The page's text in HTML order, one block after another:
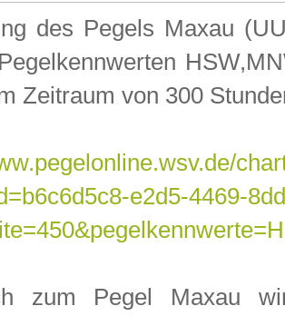
des Pegels Maxau
Zeitraum von 300
e2d5-4469-
zum Pegel Maxau